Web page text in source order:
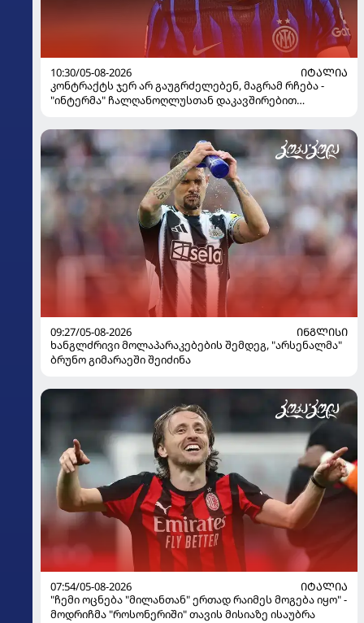
10:30/05-08-2026
ᲘᲢᲐᲚᲘᲐ
კონტრაქტს ჯერ არ გაუგრძელებენ, მაგრამ რჩება -
"ინტერმა" ჩალღანოღლუსთან დაკავშირებით
09:27/05-08-2026
ᲘᲜᲒᲚᲘᲡᲘ
ხანგლძრივი მოლაპარაკებების შემდეგ, "არსენალმა"
ბრუნო გიმარაეში შეიძინა
07:54/05-08-2026
ᲘᲢᲐᲚᲘᲐ
"ჩემი ოცნება "მილანთან" ერთად რაიმეს მოგება იყო" -
მოდრიჩმა "როსონერიში" თავის მისიაზე ისაუბრა